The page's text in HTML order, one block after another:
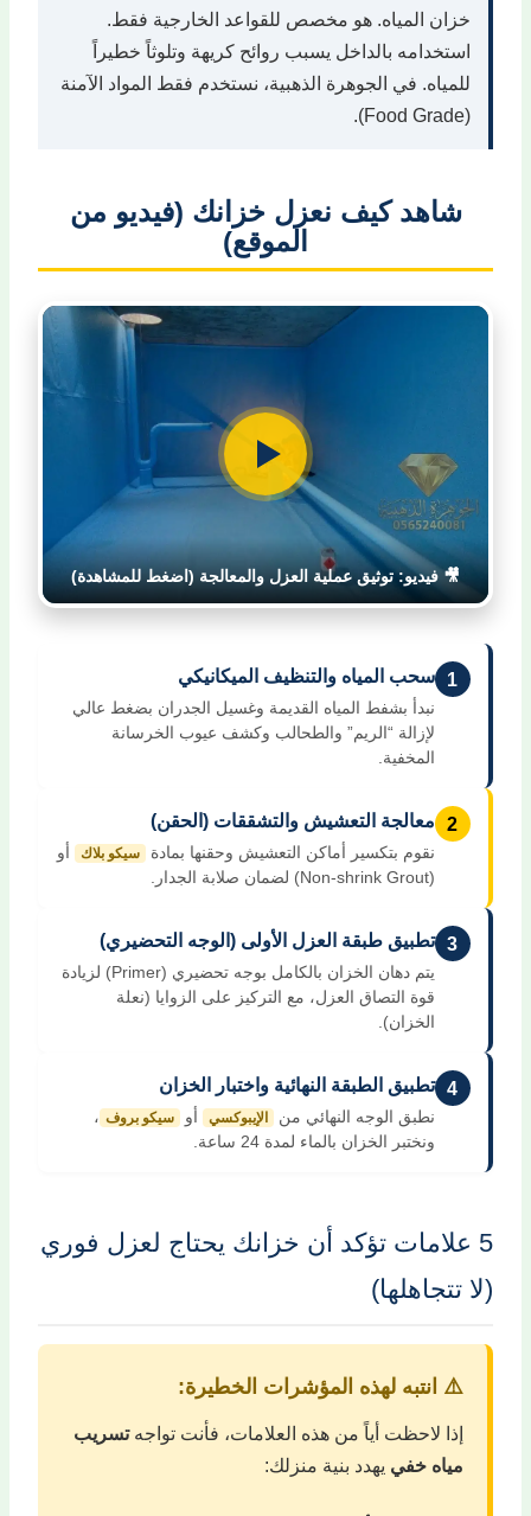
خزان المياه. هو مخصص للقواعد الخارجية فقط.
استخدامه بالداخل يسبب روائح كريهة وتلوثاً خطيراً
للمياه. في الجوهرة الذهبية، نستخدم فقط المواد الآمنة
(Food Grade).
شاهد كيف نعزل خزانك (فيديو من
الموقع)
🎥 فيديو: توثيق عملية العزل والمعالجة (اضغط للمشاهدة)
1 سحب المياه والتنظيف الميكانيكي
نبدأ بشفط المياه القديمة وغسيل الجدران بضغط عالي
لإزالة “الريم” والطحالب وكشف عيوب الخرسانة
المخفية.
2 معالجة التعشيش والتشققات (الحقن)
نقوم بتكسير أماكن التعشيش وحقنها بمادة سيكو بلاك
أو
(Non-shrink Grout) لضمان صلابة الجدار.
3 تطبيق طبقة العزل الأولى (الوجه التحضيري)
يتم دهان الخزان بالكامل بوجه تحضيري (Primer) لزيادة
قوة التصاق العزل، مع التركيز على الزوايا (نعلة
الخزان).
4 تطبيق الطبقة النهائية واختبار الخزان
نطبق الوجه النهائي من الإيبوكسي أو سيكو بروف ،
ونختبر الخزان بالماء لمدة 24 ساعة.
5 علامات تؤكد أن خزانك يحتاج لعزل فوري
(لا تتجاهلها)
⚠️ انتبه لهذه المؤشرات الخطيرة:
إذا لاحظت أياً من هذه العلامات، فأنت تواجهتسريب
مياه خفي يهدد بنية منزلك: